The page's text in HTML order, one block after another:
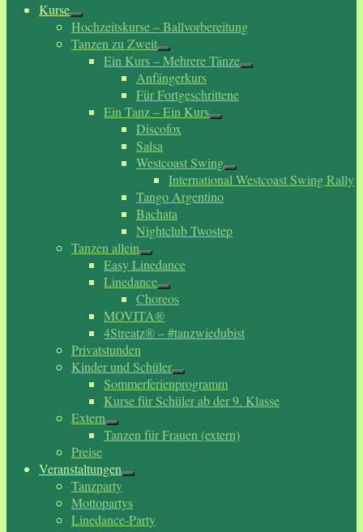
Kurse
Hochzeitskurse – Ballvorbereitung
Tanzen zu Zweit
Ein Kurs – Mehrere Tänze
Anfängerkurs
Für Fortgeschrittene
Ein Tanz – Ein Kurs
Discofox
Salsa
Westcoast Swing
International Westcoast Swing Rally
Tango Argentino
Bachata
Nightclub Twostep
Tanzen allein
Easy Linedance
Linedance
Choreos
MOVITA®
4Streatz® – #tanzwiedubist
Privatstunden
Kinder und Schüler
Sommerferienprogramm
Kurse für Schüler ab der 9. Klasse
Extern
Tanzen für Frauen (extern)
Preise
Veranstaltungen
Tanzparty
Mottopartys
Linedance-Party